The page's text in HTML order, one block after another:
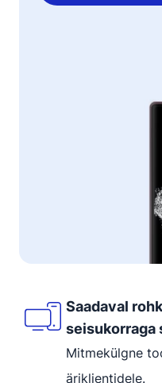
Saadaval
seisukorraga
Mitmekülgne
äriklientidele.